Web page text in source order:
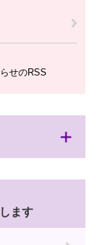
せのRSS
ます